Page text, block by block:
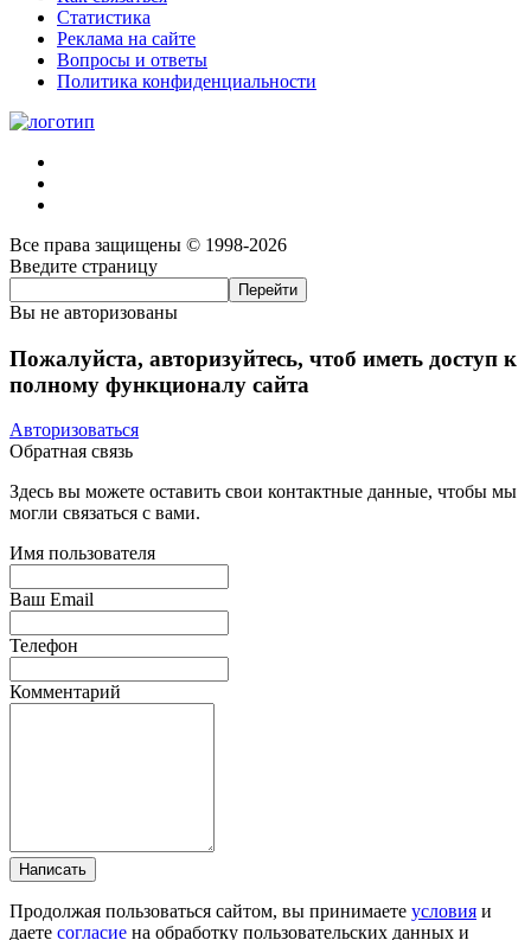
Статистика
Реклама на сайте
Вопросы и ответы
Политика конфиденциальности
Все права защищены © 1998-2026
Введите страницу
Вы не авторизованы
Пожалуйста, авторизуйтесь, чтоб иметь доступ к
полному функционалу сайта
Авторизоваться
Обратная связь
Здесь вы можете оставить свои контактные данные, чтобы мы
могли связаться с вами.
Имя пользователя
Ваш Email
Телефон
Комментарий
Написать
Продолжая пользоваться сайтом, вы принимаете условия и
даете согласие на обработку пользовательских данных и